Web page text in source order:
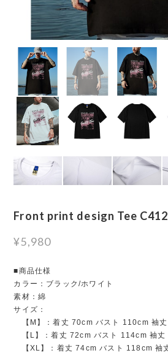
Front print design Tee
¥5,980
■商品仕様
カラー：ブラック/ホワイト
素材：綿
サイズ：
【M】：着丈 70cm バスト 110cm 袖
【L】：着丈 72cm バスト 114cm 袖
【XL】：着丈 74cm バスト 118cm 袖